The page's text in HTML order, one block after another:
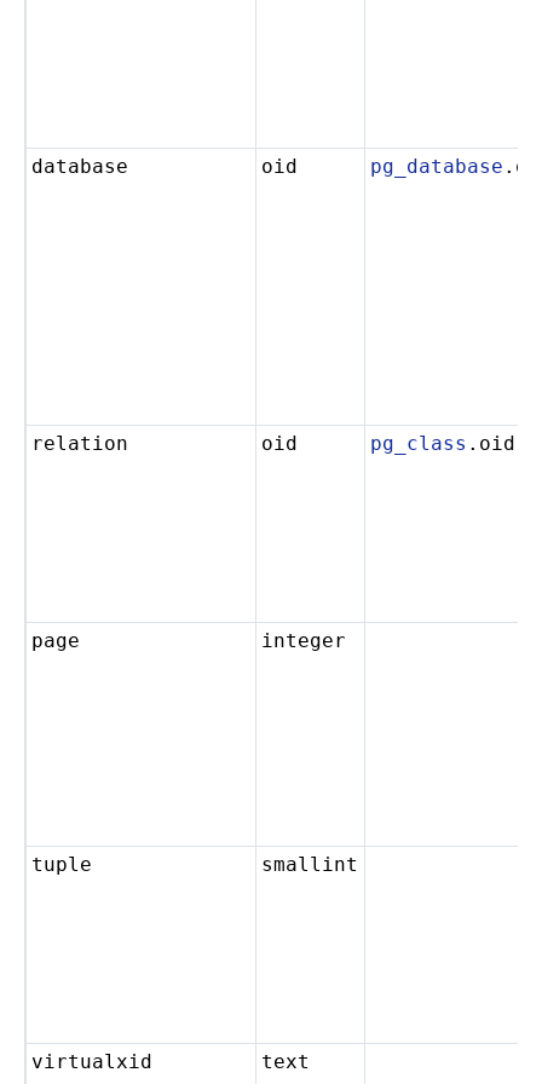
database oid pg_database
relation oid pg_class .oid
page integer
tuple smallint
virtualxid text